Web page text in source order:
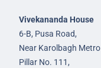
Vivekananda House
6-B, Pusa Road,
Near Karolbagh Metro
Pillar No. 111,